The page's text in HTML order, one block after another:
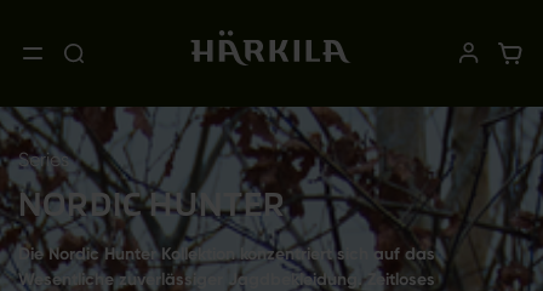
Series
NORDIC HUNTER
Die Nordic Hunter Kollektion konzentriert sich auf das
Wesentliche zuverlässiger Jagdbekleidung. Zeitloses